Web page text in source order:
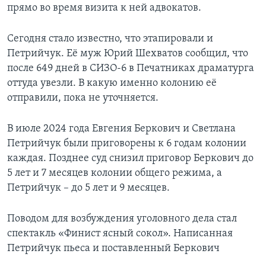
прямо во время визита к ней адвокатов.
Сегодня стало известно, что этапировали и
Петрийчук. Её муж Юрий Шехватов сообщил, что
после 649 дней в СИЗО-6 в Печатниках драматурга
оттуда увезли. В какую именно колонию её
отправили, пока не уточняется.
В июле 2024 года Евгения Беркович и Светлана
Петрийчук были приговорены к 6 годам колонии
каждая. Позднее суд снизил приговор Беркович до
5 лет и 7 месяцев колонии общего режима, а
Петрийчук – до 5 лет и 9 месяцев.
Поводом для возбуждения уголовного дела стал
спектакль «Финист ясный сокол». Написанная
Петрийчук пьеса и поставленный Беркович